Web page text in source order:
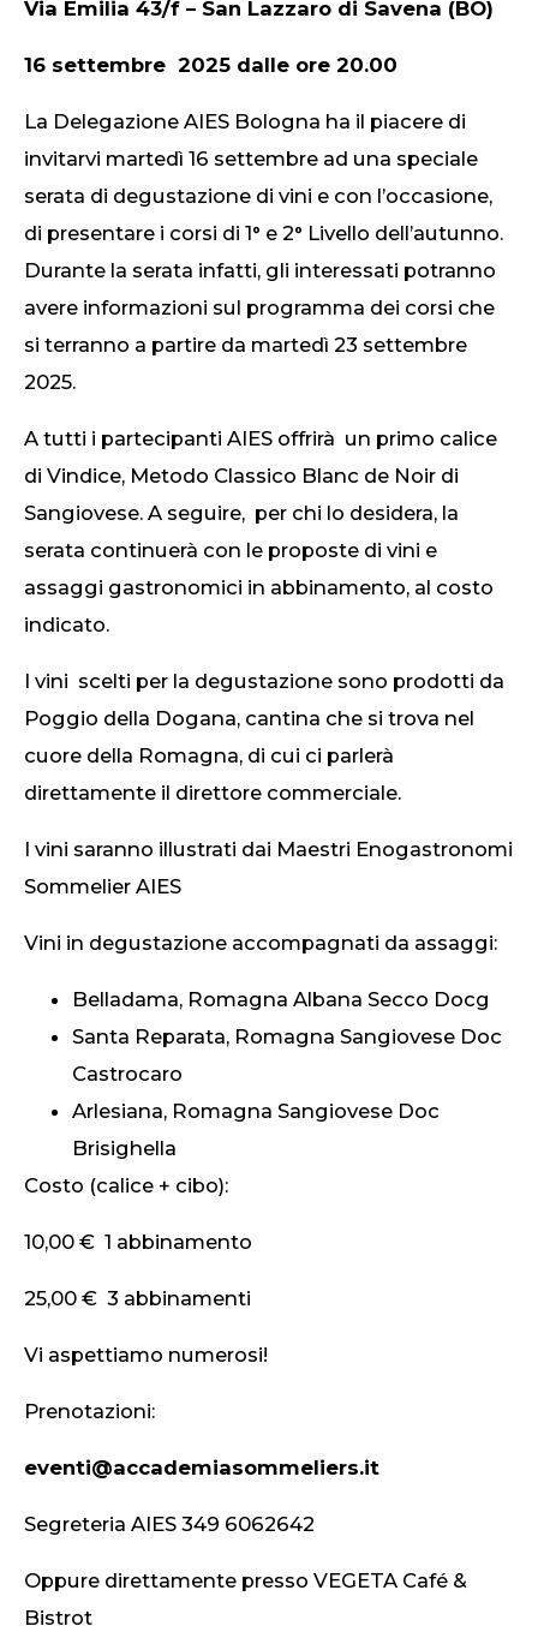
Via Emilia 43/f – San Lazzaro di Savena (BO)
16 settembre 2025 dalle ore 20.00
La Delegazione AIES Bologna ha il piacere di
invitarvi martedì 16 settembre ad una speciale
serata di degustazione di vini e con l’occasione,
di presentare i corsi di 1° e 2° Livello dell’autunno.
Durante la serata infatti, gli interessati potranno
avere informazioni sul programma dei corsi che
si terranno a partire da martedì 23 settembre
2025.
A tutti i partecipanti AIES offrirà un primo calice
di Vindice, Metodo Classico Blanc de Noir di
Sangiovese. A seguire, per chi lo desidera, la
serata continuerà con le proposte di vini e
assaggi gastronomici in abbinamento, al costo
indicato.
I vini scelti per la degustazione sono prodotti da
Poggio della Dogana, cantina che si trova nel
cuore della Romagna, di cui ci parlerà
direttamente il direttore commerciale.
I vini saranno illustrati dai Maestri Enogastronomi
Sommelier AIES
Vini in degustazione accompagnati da assaggi:
Belladama, Romagna Albana Secco Docg
Santa Reparata, Romagna Sangiovese Doc
Castrocaro
Arlesiana, Romagna Sangiovese Doc
Brisighella
Costo (calice + cibo):
10,00 € 1 abbinamento
25,00 € 3 abbinamenti
Vi aspettiamo numerosi!
Prenotazioni:
eventi@accademiasommeliers.it
Segreteria AIES 349 6062642
Oppure direttamente presso VEGETA Café &
Bistrot